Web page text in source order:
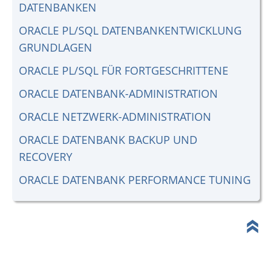
DATENBANKEN
ORACLE PL/SQL DATENBANKENTWICKLUNG
GRUNDLAGEN
ORACLE PL/SQL FÜR FORTGESCHRITTENE
ORACLE DATENBANK-ADMINISTRATION
ORACLE NETZWERK-ADMINISTRATION
ORACLE DATENBANK BACKUP UND
RECOVERY
ORACLE DATENBANK PERFORMANCE TUNING